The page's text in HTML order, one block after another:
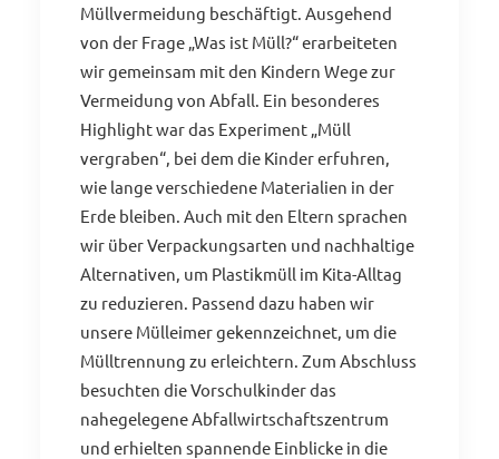
Müllvermeidung beschäftigt. Ausgehend
von der Frage „Was ist Müll?“ erarbeiteten
wir gemeinsam mit den Kindern Wege zur
Vermeidung von Abfall. Ein besonderes
Highlight war das Experiment „Müll
vergraben“, bei dem die Kinder erfuhren,
wie lange verschiedene Materialien in der
Erde bleiben. Auch mit den Eltern sprachen
wir über Verpackungsarten und nachhaltige
Alternativen, um Plastikmüll im Kita-Alltag
zu reduzieren. Passend dazu haben wir
unsere Mülleimer gekennzeichnet, um die
Mülltrennung zu erleichtern. Zum Abschluss
besuchten die Vorschulkinder das
nahegelegene Abfallwirtschaftszentrum
und erhielten spannende Einblicke in die